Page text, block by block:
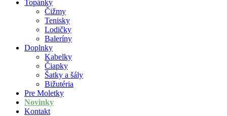
Topánky
Čižmy
Tenisky
Lodičky
Baleríny
Doplnky
Kabelky
Čiapky
Šatky a šály
Bižutéria
Pre Moletky
Novinky
Kontakt